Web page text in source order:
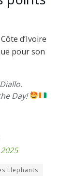
d’Ivoire
pour son
Day!
Elephants